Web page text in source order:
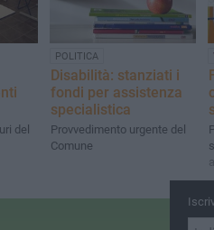
del
POLITICA
Disabilità: stanziati i
fondi per assistenza
specialistica
Provvedimento urgente del
Comune